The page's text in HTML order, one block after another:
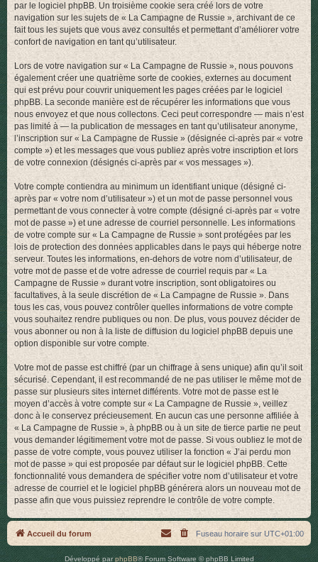
par le logiciel phpBB. Un troisième cookie sera créé lors de votre
navigation sur les sujets de « La Campagne de Russie », archivant de ce
fait tous les sujets que vous avez consultés et permettant d’améliorer votre
confort de navigation en tant qu’utilisateur.
Lors de votre navigation sur « La Campagne de Russie », nous pouvons
également créer une quatrième sorte de cookies, externes au document
qui est prévu pour couvrir uniquement les pages créées par le logiciel
phpBB. La seconde manière est de récupérer les informations que vous
nous envoyez et que nous collectons. Ceci peut correspondre — mais n’est
pas limité à — la publication de messages en tant qu’utilisateur anonyme,
l’inscription sur « La Campagne de Russie » (désignée ci-après par « votre
compte ») et les messages que vous publiez après votre inscription et lors
de votre connexion (désignés ci-après par « vos messages »).
Votre compte contiendra au minimum un identifiant unique (désigné ci-
après par « votre nom d’utilisateur ») et un mot de passe personnel vous
permettant de vous connecter à votre compte (désigné ci-après par « votre
mot de passe ») et une adresse de courriel personnelle. Les informations
de votre compte sur « La Campagne de Russie » sont protégées par les
lois de protection des données applicables dans le pays qui héberge notre
serveur. Toutes les informations, en-dehors de votre nom d’utilisateur, de
votre mot de passe et de votre adresse de courriel requis par « La
Campagne de Russie » durant votre inscription, sont obligatoires ou
facultatives, à la seule discrétion de « La Campagne de Russie ». Dans
tous les cas, vous pouvez contrôler quelles informations de votre compte
vous souhaitez rendre publiques ou non. De plus, vous pouvez décider de
vous abonner ou non à la liste de diffusion du logiciel phpBB depuis une
option disponible sur votre compte.
Votre mot de passe est chiffré (par un chiffrage à sens unique) afin qu’il soit
sécurisé. Cependant, il est recommandé de ne pas utiliser le même mot de
passe sur plusieurs sites internet différents. Votre mot de passe est le
moyen d’accès à votre compte sur « La Campagne de Russie », veillez
donc à le conservez précieusement. En aucun cas une personne affiliée à
« La Campagne de Russie », à phpBB ou à un site de tierce partie ne peut
vous demander légitimement votre mot de passe. Si vous oubliez le mot de
passe de votre compte, vous pouvez utiliser la fonction « J’ai perdu mon
mot de passe » qui est proposée par défaut sur le logiciel phpBB. Cette
fonctionnalité vous demandera de spécifier votre nom d’utilisateur et votre
adresse de courriel et le logiciel phpBB générera alors un nouveau mot de
passe afin que vous puissiez reprendre le contrôle de votre compte.
Accueil du forum Fuseau horaire sur UTC+01:00
Développé parphpBB® Forum Software © phpBB Limited